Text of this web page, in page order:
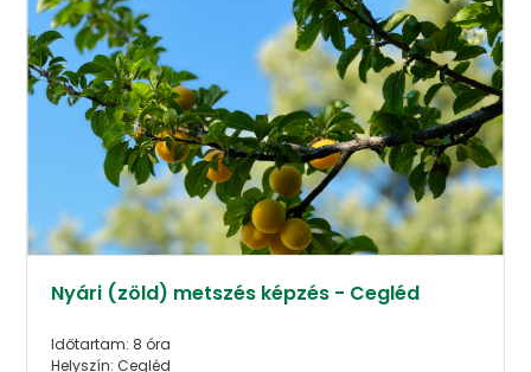
Nyári (zöld) metszés képzés - Cegléd
Időtartam: 8 óra
Helyszín: Cegléd